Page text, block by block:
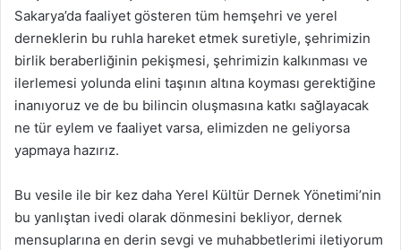
Sakarya’da faaliyet gösteren tüm hemşehri ve yerel
derneklerin bu ruhla hareket etmek suretiyle, şehrimizin
birlik beraberliğinin pekişmesi, şehrimizin kalkınması ve
ilerlemesi yolunda elini taşının altına koyması gerektiğine
inanıyoruz ve de bu bilincin oluşmasına katkı sağlayacak
ne tür eylem ve faaliyet varsa, elimizden ne geliyorsa
yapmaya hazırız.
Bu vesile ile bir kez daha Yerel Kültür Dernek Yönetimi’nin
bu yanlıştan ivedi olarak dönmesini bekliyor, dernek
mensuplarına en derin sevgi ve muhabbetlerimi iletiyorum